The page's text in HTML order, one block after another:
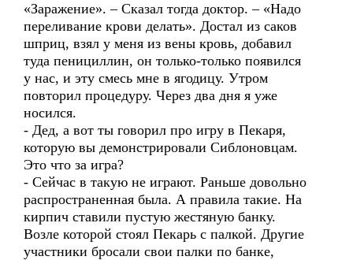
«Заражение». – Сказал тогда доктор. – «Надо
переливание крови делать». Достал из саков
шприц, взял у меня из вены кровь, добавил
туда пенициллин, он только-только появился
у нас, и эту смесь мне в ягодицу. Утром
повторил процедуру. Через два дня я уже
носился.
- Дед, а вот ты говорил про игру в Пекаря,
которую вы демонстрировали Сиблоновцам.
Это что за игра?
- Сейчас в такую не играют. Раньше довольно
распространенная была. А правила такие. На
кирпич ставили пустую жестяную банку.
Возле которой стоял Пекарь с палкой. Другие
участники бросали свои палки по банке,